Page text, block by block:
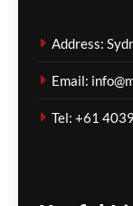
Address:
Email:
Tel: +61